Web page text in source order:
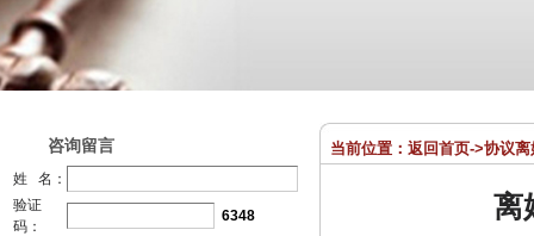
咨询留言
姓 名：
验证
码：
6348
当前位置： 返回首页->协议离
离